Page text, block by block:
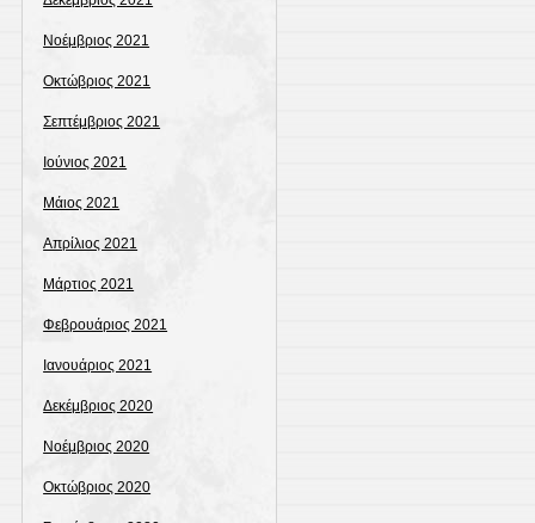
Νοέμβριος 2021
Οκτώβριος 2021
Σεπτέμβριος 2021
Ιούνιος 2021
Μάιος 2021
Απρίλιος 2021
Μάρτιος 2021
Φεβρουάριος 2021
Ιανουάριος 2021
Δεκέμβριος 2020
Νοέμβριος 2020
Οκτώβριος 2020